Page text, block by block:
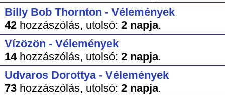
Billy Bob Thornton - Vélemények
42hozzászólás, utolsó: 2 napja.
Vízözön - Vélemények
14hozzászólás, utolsó: 2 napja.
Udvaros Dorottya - Vélemények
73hozzászólás, utolsó: 2 napja.